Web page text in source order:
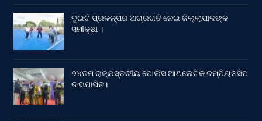
ଦୁଇଟି ପ୍ରକଳ୍ପର ଅଗ୍ରଗତି ନେଇ ଜିଲ୍ଲାପାଳଙ୍କ
ସମୀକ୍ଷା ।
୭୪ତମ ରାଜ୍ଯସ୍ତରୀୟ ପୋଲିସ ଆଥଲେଟିକ ଚମ୍ପିୟନସିପ
ଉଦଯାପିତ।